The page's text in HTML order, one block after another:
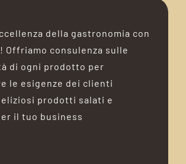
della gastronomia con
Offriamo consulenza sulle
di ogni prodotto per
le esigenze dei clienti
prodotti salati e
il tuo business